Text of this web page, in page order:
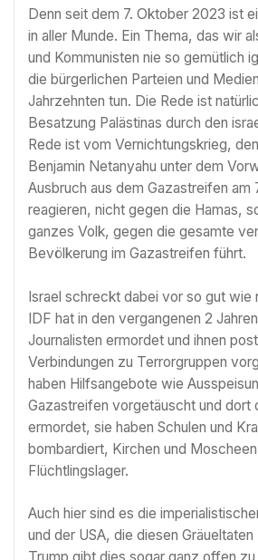
Denn seit dem 7. Oktober 2023 ist
in aller Munde. Ein Thema, das wir
und Kommunisten nie so gemütlich
die bürgerlichen Parteien und
Jahrzehnten tun. Die Rede ist
Besatzung Palästinas durch den
Rede ist vom Vernichtungskrieg,
Benjamin Netanyahu unter dem
Ausbruch aus dem Gazastreifen am
reagieren, nicht gegen die Hamas,
ganzes Volk, gegen die gesamte
Bevölkerung im Gazastreifen führt.
Israel schreckt dabei vor so gut wie
IDF hat in den vergangenen 2
Journalisten ermordet und ihnen
Verbindungen zu Terrorgruppen
haben Hilfsangebote wie
Gazastreifen vorgetäuscht und dort
ermordet, sie haben Schulen und
bombardiert, Kirchen und
Flüchtlingslager.
Auch hier sind es die
und der USA, die diesen